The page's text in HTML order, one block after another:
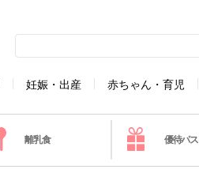
妊娠・出産 赤ちゃん・育児
離乳食 優待パス